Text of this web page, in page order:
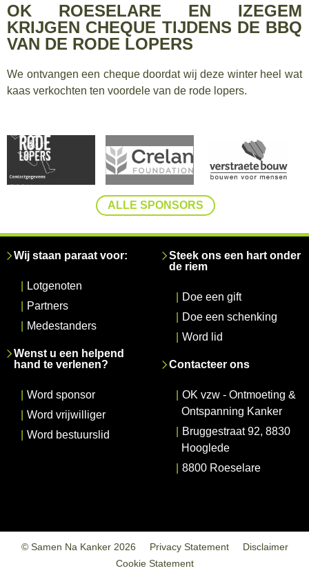
OK ROESELARE EN IZEGEM
KRIJGEN CHEQUE TIJDENS DE BBQ
VAN DE RODE LOPERS
We ontvangen een cheque doordat wij deze winter heel wat
kaas verkochten ten voordele van de rode lopers.
ALLE SPONSORS
Wij staan paraat voor:
Lotgenoten
Partners
Medestanders
Steek ons een hart onder
de riem
Doe een gift
Doe een schenking
Word lid
Wenst u een helpend
hand te verlenen?
Word sponsor
Word vrijwilliger
Word bestuurslid
Contacteer ons
OK vzw - Ontmoeting &
Ontspanning Kanker
Bruggestraat 92, 8830
Hooglede
8800 Roeselare
© Samen Na Kanker 2026 Privacy Statement
Disclaimer
Cookie Statement